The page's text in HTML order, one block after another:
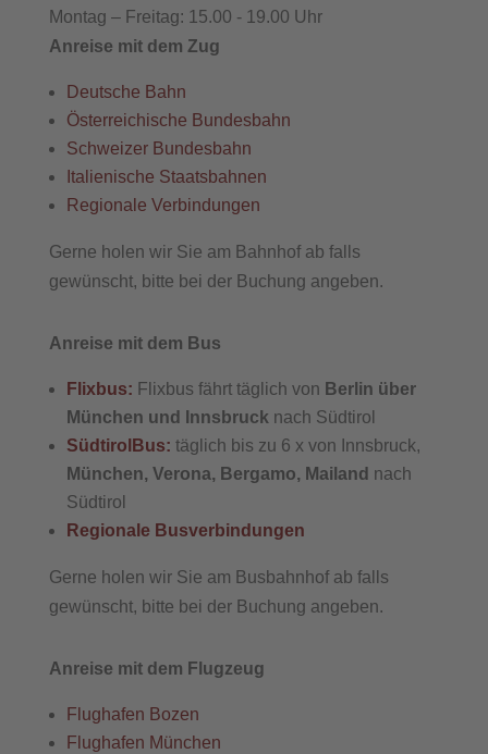
Montag – Freitag: 15.00 - 19.00 Uhr
Anreise mit dem Zug
Deutsche Bahn
Österreichische Bundesbahn
Schweizer Bundesbahn
Italienische Staatsbahnen
Regionale Verbindungen
Gerne holen wir Sie am Bahnhof ab falls
gewünscht, bitte bei der Buchung angeben.
Anreise mit dem Bus
Flixbus: Flixbus fährt täglich von Berlin über
München und Innsbrucknach Südtirol
SüdtirolBus: täglich bis zu 6 x von Innsbruck,
München, Verona, Bergamo, Mailand nach
Südtirol
Regionale Busverbindungen
Gerne holen wir Sie am Busbahnhof ab falls
gewünscht, bitte bei der Buchung angeben.
Anreise mit dem Flugzeug
Flughafen Bozen
Flughafen München